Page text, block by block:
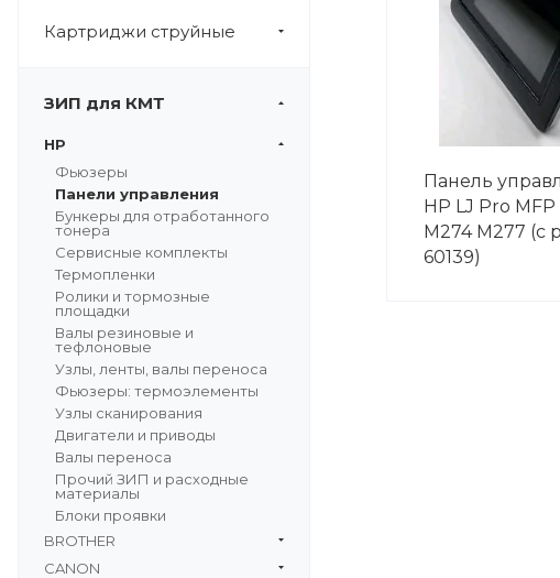
Картриджи струйные
ЗИП для КМТ
HP
Фьюзеры
Панели управления
Бункеры для отработанного
тонера
Сервисные комплекты
Термопленки
Ролики и тормозные
площадки
Валы резиновые и
тефлоновые
Узлы, ленты, валы переноса
Фьюзеры: термоэлементы
Узлы сканирования
Двигатели и приводы
Валы переноса
Прочий ЗИП и расходные
материалы
Блоки проявки
BROTHER
CANON
Панель
HP LJ Pro
M274 M277 (с
60139)